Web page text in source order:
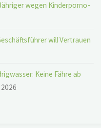
wegen Kinderporno-
will Vertrauen
Keine Fähre ab